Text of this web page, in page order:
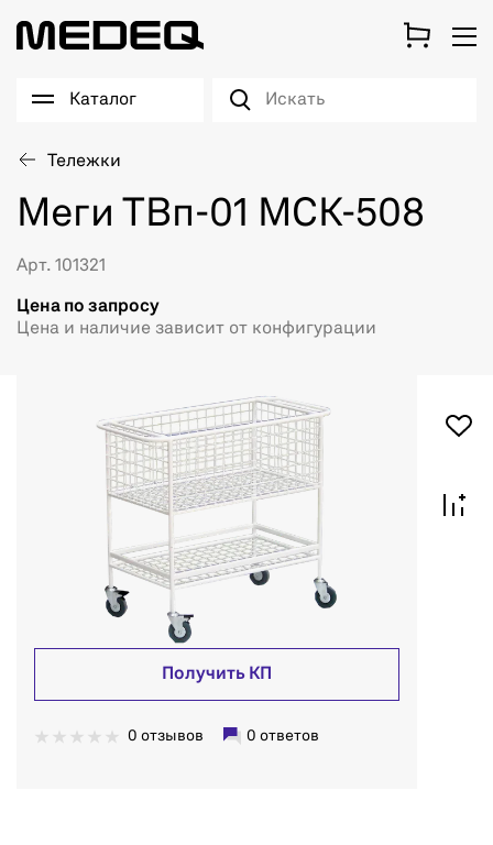
Каталог
Тележки
Меги ТВп-01 МСК-508
Арт. 101321
Цена по запросу
Цена и наличие зависит от конфигурации
Получить КП
0 отзывов 0 ответов